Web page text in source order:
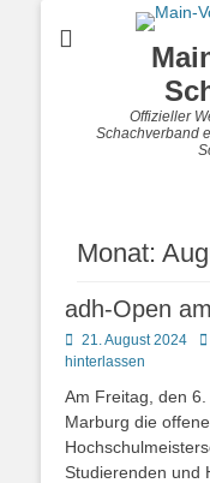
Offizieller
Schachverband
Monat:
adh-Open
Posted
on
21. August 2024
hinterlassen
Am Freitag, den
Marburg die
Studierenden und